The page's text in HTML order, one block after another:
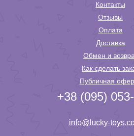
Контакты
Отзывы
Оплата
Доставка
Обмен и
Как сделать
Публичная
+38 (095)
info@lucky-